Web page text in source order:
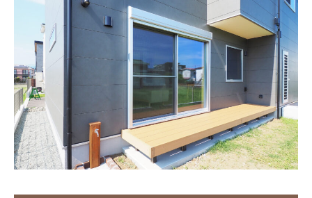
企業情報・アクセス
∟レモンホームの取り組み
∟スタッフ紹介
お問い合わせ